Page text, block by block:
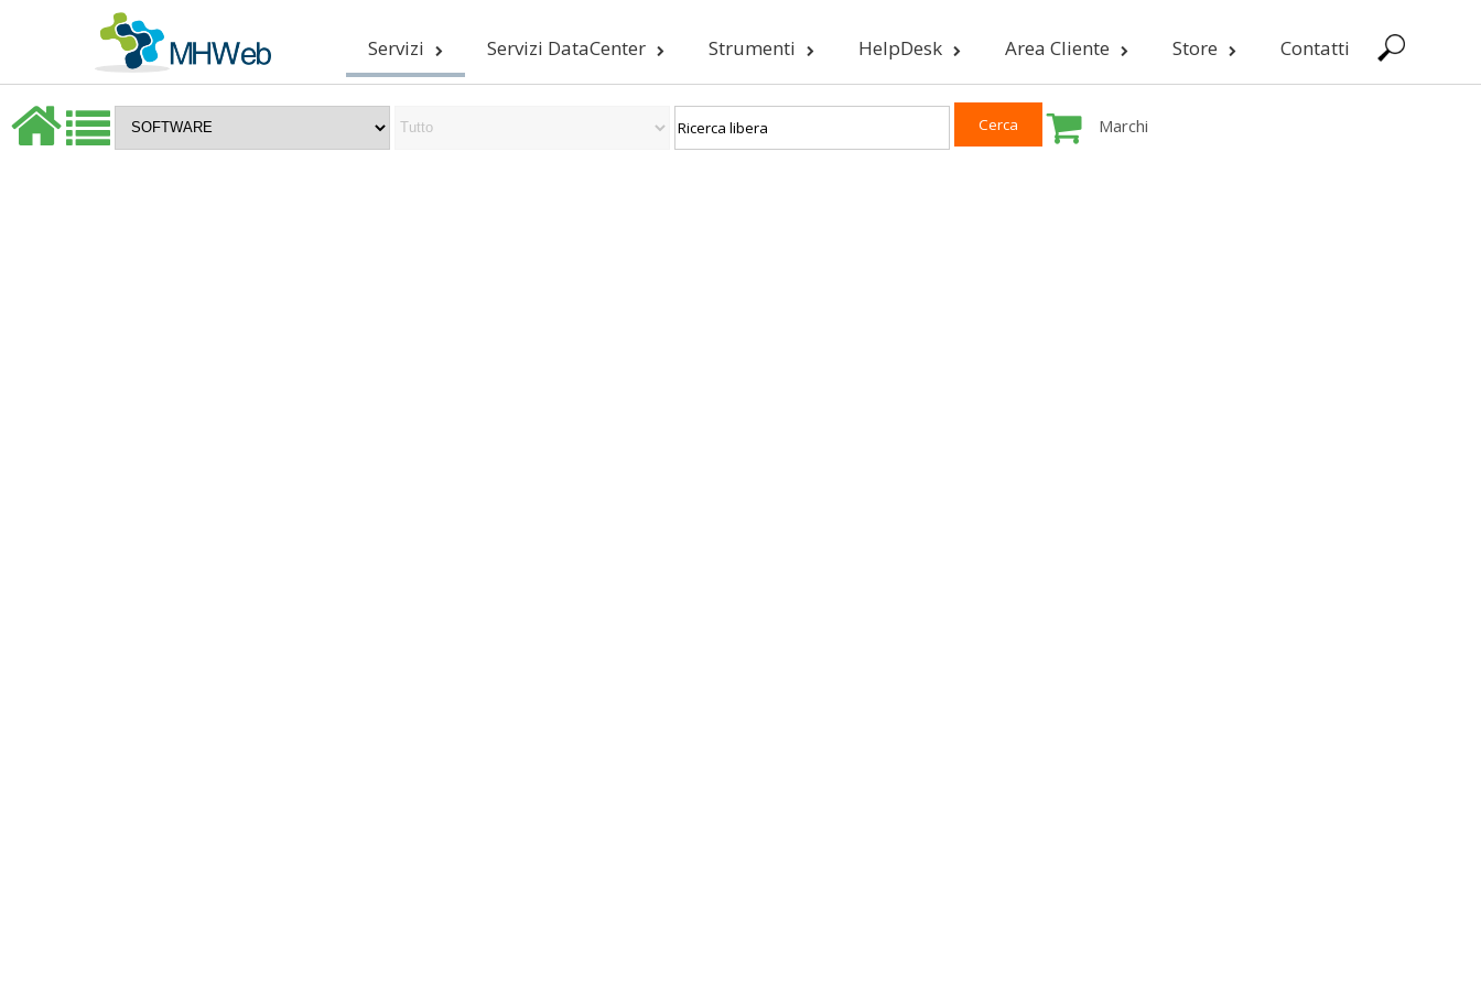
Servizi Servizi DataCenter Strumenti HelpDesk Area Cliente Store Contatti
Marchi